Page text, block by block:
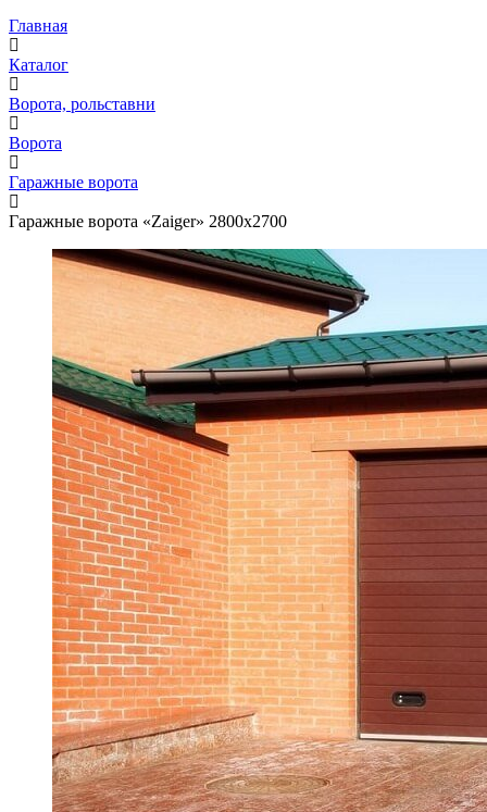
Главная
Каталог
Ворота, рольставни
Ворота
Гаражные ворота
Гаражные ворота «Zaiger» 2800x2700